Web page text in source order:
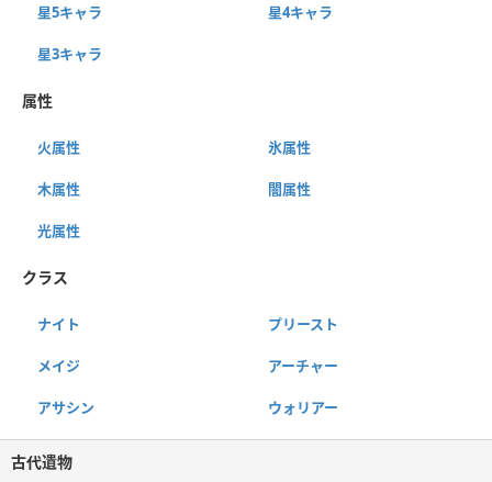
星5キャラ 星4キャラ
星3キャラ
属性
火属性 氷属性
木属性 闇属性
光属性
クラス
ナイト プリースト
メイジ アーチャー
アサシン ウォリアー
古代遺物